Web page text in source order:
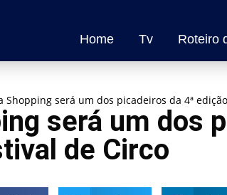
Home Tv Roteiro
Shopping será um dos picadeiros da 4ª
será um dos
de Circo